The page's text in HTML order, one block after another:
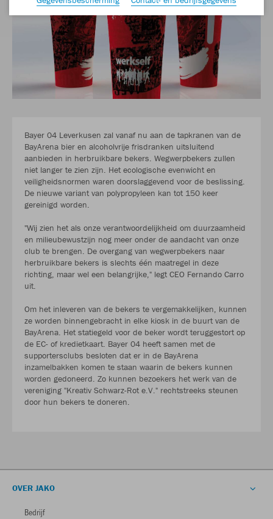
Bayer 04 Leverkusen zal vanaf nu aan de tapkranen van de
BayArena bier en alcoholvrije frisdranken uitsluitend
aanbieden in herbruikbare bekers. Wegwerpbekers zullen
niet langer te zien zijn. Het ecologische evenwicht en
veiligheidsnormen waren doorslaggevend voor de beslissing.
De nieuwe variant van polypropyleen kan tot 150 keer
gereinigd worden.
"Wij zien het als onze verantwoordelijkheid om duurzaamheid
en milieubewustzijn nog meer onder de aandacht van onze
club te brengen. De overgang van wegwerpbekers naar
herbruikbare bekers is slechts één maatregel in deze
richting, maar wel een belangrijke," legt CEO Fernando Carro
uit.
Om het inleveren van de bekers te vergemakkelijken, kunnen
ze worden binnengebracht in elke kiosk in de buurt van de
BayArena. Het statiegeld voor de beker wordt teruggestort op
de EC- of kredietkaart. Bayer 04 heeft samen met de
supportersclubs besloten dat er in de BayArena
inzamelbakken komen te staan waarin de bekers kunnen
worden gedoneerd. Zo kunnen bezoekers het werk van de
vereniging "Kreativ Schwarz-Rot e.V." rechtstreeks steunen
door hun bekers te doneren.
OVER JAKO
Bedrijf